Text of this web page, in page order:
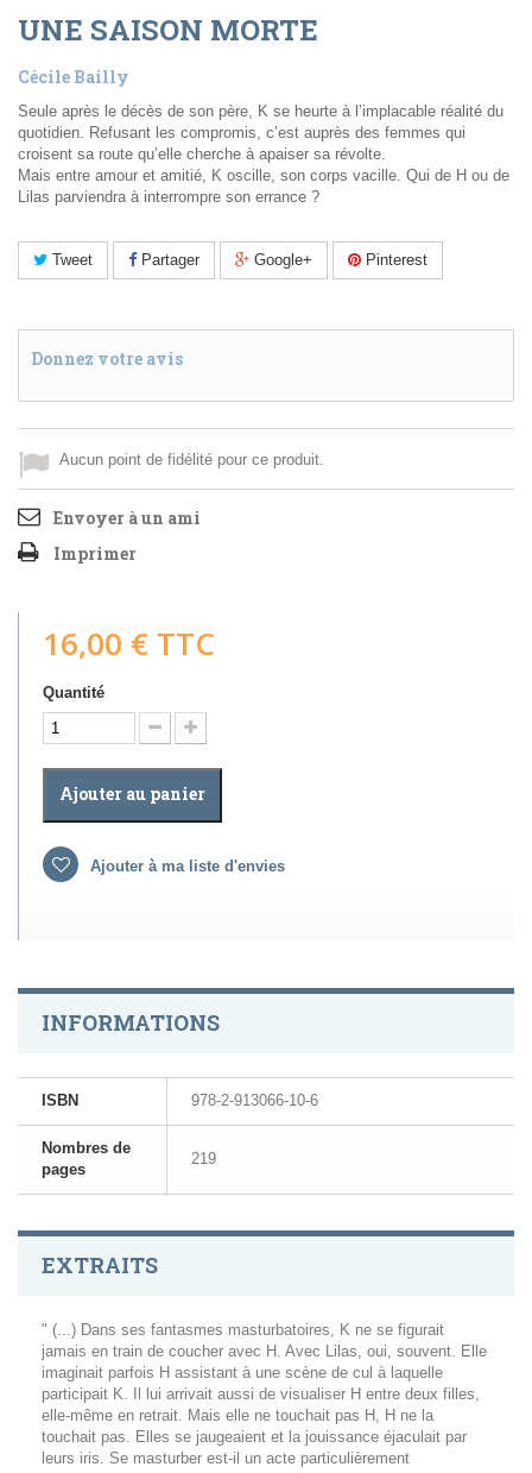
UNE SAISON MORTE
Cécile Bailly
Seule après le décès de son père, K se heurte à l’implacable réalité du
quotidien. Refusant les compromis, c’est auprès des femmes qui
croisent sa route qu’elle cherche à apaiser sa révolte.
Mais entre amour et amitié, K oscille, son corps vacille. Qui de H ou de
Lilas parviendra à interrompre son errance ?
Tweet Partager Google+ Pinterest
Donnez votre avis
Aucun point de fidélité pour ce produit.
Envoyer à un ami
Imprimer
16,00 € TTC
Quantité
Ajouter au panier
Ajouter à ma liste d'envies
INFORMATIONS
ISBN 978-2-913066-10-6
Nombres de
pages
219
EXTRAITS
" (...) Dans ses fantasmes masturbatoires, K ne se figurait
jamais en train de coucher avec H. Avec Lilas, oui, souvent. Elle
imaginait parfois H assistant à une scène de cul à laquelle
participait K. Il lui arrivait aussi de visualiser H entre deux filles,
elle-même en retrait. Mais elle ne touchait pas H, H ne la
touchait pas. Elles se jaugeaient et la jouissance éjaculait par
leurs iris. Se masturber est-il un acte particulièrement